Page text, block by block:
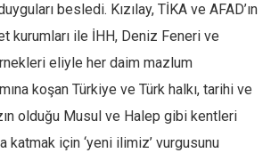
besledi. Kızılay, TİKA ve AFAD’ın
kurumları ile İHH, Deniz Feneri ve
eliyle her daim mazlum
koşan Türkiye ve Türk halkı, tarihi ve
olduğu Musul ve Halep gibi kentleri
katmak için ‘yeni ilimiz’ vurgusunu